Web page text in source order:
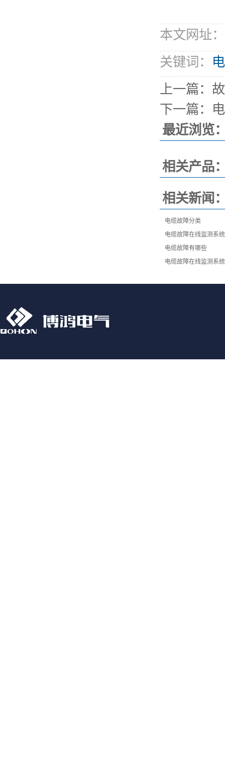
本文网址
关键词：
上一篇：
下一篇：
最近浏览
相关产品
相关新闻
电缆故障分类
电缆故障在线监测系
电缆故障有哪些
电缆故障在线监测系